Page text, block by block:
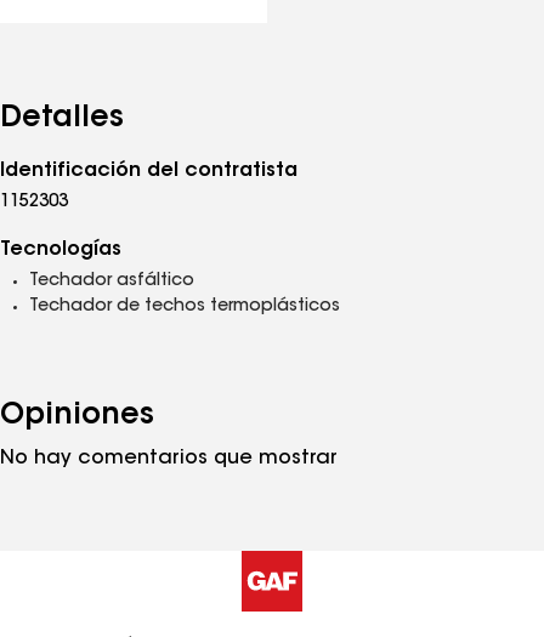
Detalles
Identificación del contratista
1152303
Tecnologías
Techador asfáltico
Techador de techos termoplásticos
Opiniones
No hay comentarios que mostrar